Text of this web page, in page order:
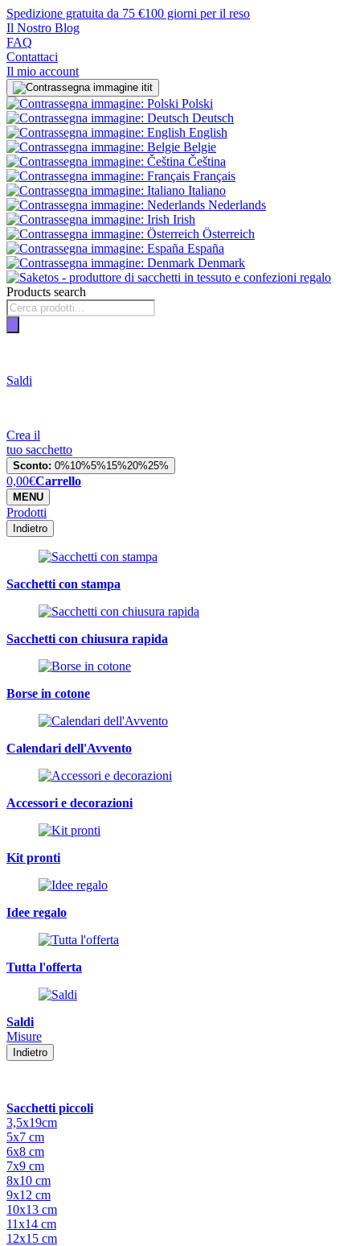
Spedizione gratuita da 75 €100 giorni per il reso
Il Nostro Blog
FAQ
Contattaci
Il mio account
it
Polski
Deutsch
English
Belgie
Čeština
Français
Italiano
Nederlands
Irish
Österreich
España
Denmark
Products search
Saldi
Crea il
tuo sacchetto
Sconto: 0%10%5%15%20%25%
0,00€Carrello
MENU
Prodotti
Indietro
Sacchetti con stampa
Sacchetti con chiusura rapida
Borse in cotone
Calendari dell'Avvento
Accessori e decorazioni
Kit pronti
Idee regalo
Tutta l'offerta
Saldi
Misure
Indietro
Sacchetti piccoli
3,5x19cm
5x7 cm
6x8 cm
7x9 cm
8x10 cm
9x12 cm
10x13 cm
11x14 cm
12x15 cm